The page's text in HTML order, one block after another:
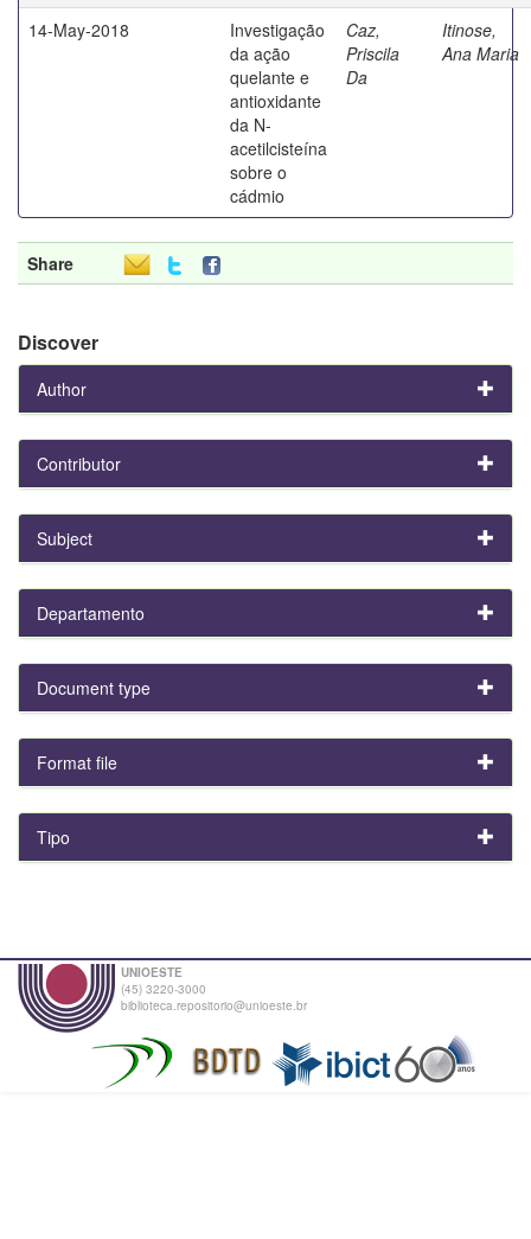
14-May-2018
Investigação
da ação
quelante e
antioxidante
da N-
acetilcisteína
sobre o
cádmio
Caz,
Priscila
Da
Itinose,
Ana Maria
Share
Discover
Author
Contributor
Subject
Departamento
Document type
Format file
Tipo
UNIOESTE
(45) 3220-3000
biblioteca.repositorio@unioeste.br